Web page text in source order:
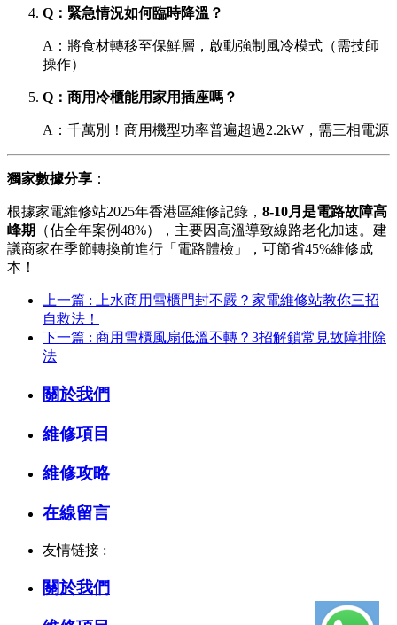
Q：緊急情況如何臨時降溫？
A：將食材轉移至保鮮層，啟動強制風冷模式（需技師
操作）
Q：商用冷櫃能用家用插座嗎？
A：千萬別！商用機型功率普遍超過2.2kW，需三相電源
獨家數據分享 ：
根據家電維修站2025年香港區維修記錄， 8-10月是電路故障高
峰期
（佔全年案例48%），主要因高溫導致線路老化加速。建
議商家在季節轉換前進行「電路體檢」，可節省45%維修成
本！
上一篇 : 上水商用雪櫃門封不嚴？家電維修站教你三招
自救法！
下一篇 : 商用雪櫃風扇低溫不轉？3招解鎖常見故障排除
法
關於我們
維修項目
維修攻略
在線留言
友情链接 :
關於我們